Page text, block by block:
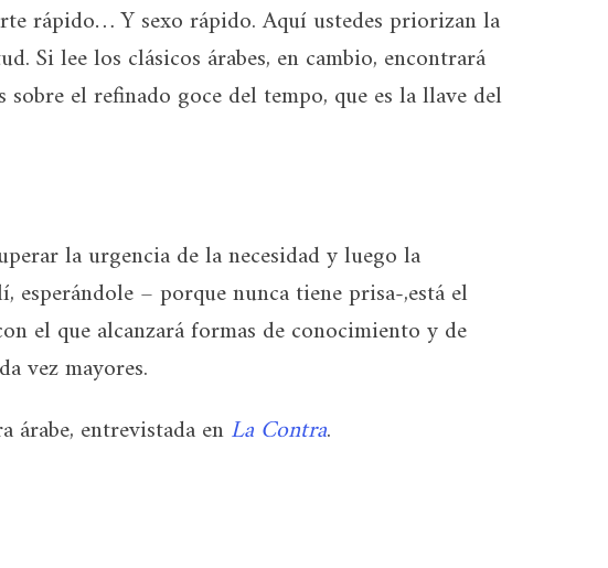
rápido… Y sexo rápido. Aquí ustedes priorizan la
Si lee los clásicos árabes, en cambio, encontrará
sobre el refinado goce del tempo, que es la llave del
la urgencia de la necesidad y luego la
esperándole – porque nunca tiene prisa-,está el
el que alcanzará formas de conocimiento y de
vez mayores.
árabe, entrevistada enLa Contra.